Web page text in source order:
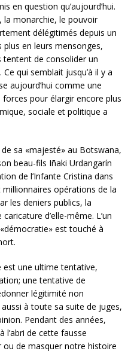
en question qu’aujourd’hui.
la monarchie, le pouvoir
délégitimés depuis un
en leurs mensonges,
tentent de consolider un
qui semblait jusqu’à il y a
aujourd’hui comme une
pour élargir encore plus
sociale et politique a
sa «majesté» au Botswana,
beau-fils Iñaki Urdangarín
de l’Infante Cristina dans
millionnaires opérations de la
les deniers publics, la
d’elle-même. L’un
est touché à
est une ultime tentative,
une tentative de
légitimité non
à toute sa suite de juges,
Pendant des années,
l’abri de cette fausse
ou de masquer notre histoire